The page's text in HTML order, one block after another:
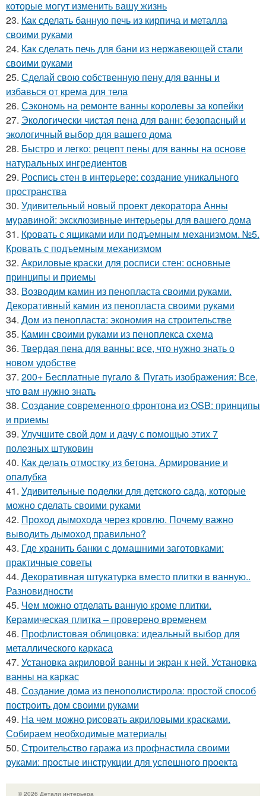
которые могут изменить вашу жизнь
23. Как сделать банную печь из кирпича и металла
своими руками
24. Как сделать печь для бани из нержавеющей стали
своими руками
25. Сделай свою собственную пену для ванны и
избавься от крема для тела
26. Сэкономь на ремонте ванны королевы за копейки
27. Экологически чистая пена для ванн: безопасный и
экологичный выбор для вашего дома
28. Быстро и легко: рецепт пены для ванны на основе
натуральных ингредиентов
29. Роспись стен в интерьере: создание уникального
пространства
30. Удивительный новый проект декоратора Анны
муравиной: эксклюзивные интерьеры для вашего дома
31. Кровать с ящиками или подъемным механизмом. №5.
Кровать с подъемным механизмом
32. Акриловые краски для росписи стен: основные
принципы и приемы
33. Возводим камин из пенопласта своими руками.
Декоративный камин из пенопласта своими руками
34. Дом из пенопласта: экономия на строительстве
35. Камин своими руками из пеноплекса схема
36. Твердая пена для ванны: все, что нужно знать о
новом удобстве
37. 200+ Бесплатные пугало & Пугать изображения: Все,
что вам нужно знать
38. Создание современного фронтона из OSB: принципы
и приемы
39. Улучшите свой дом и дачу с помощью этих 7
полезных штуковин
40. Как делать отмостку из бетона. Армирование и
опалубка
41. Удивительные поделки для детского сада, которые
можно сделать своими руками
42. Проход дымохода через кровлю. Почему важно
выводить дымоход правильно?
43. Где хранить банки с домашними заготовками:
практичные советы
44. Декоративная штукатурка вместо плитки в ванную..
Разновидности
45. Чем можно отделать ванную кроме плитки.
Керамическая плитка – проверено временем
46. Профлистовая облицовка: идеальный выбор для
металлического каркаса
47. Установка акриловой ванны и экран к ней. Установка
ванны на каркас
48. Создание дома из пенополистирола: простой способ
построить дом своими руками
49. На чем можно рисовать акриловыми красками.
Собираем необходимые материалы
50. Строительство гаража из профнастила своими
руками: простые инструкции для успешного проекта
© 2026 Детали интерьера